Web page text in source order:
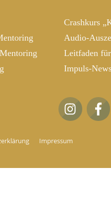
Crashkurs
Audio-
Leitfaden
Impuls-
Impressum